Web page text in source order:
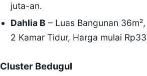
juta-an.
Dahlia B – Luas Bangunan
2 Kamar Tidur, Harga mulai
Cluster Bedugul